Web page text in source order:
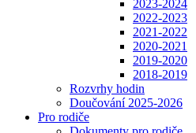
2023-2024
2022-2023
2021-2022
2020-2021
2019-2020
2018-2019
Rozvrhy hodin
Doučování 2025-2026
Pro rodiče